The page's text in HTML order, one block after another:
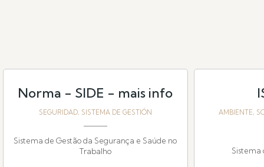
Norma - SIDE - mais info
SEGURIDAD, SISTEMA DE GESTIÓN
Sistema de Gestão da Segurança e Saúde no
Trabalho
AMBIENTE,
Sistema